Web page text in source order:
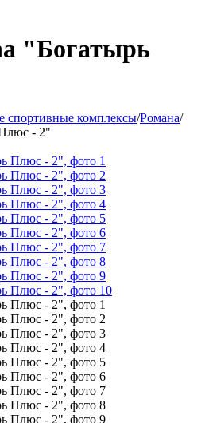
"Богатырь
спортивные комплексы/Романа/
- 2"